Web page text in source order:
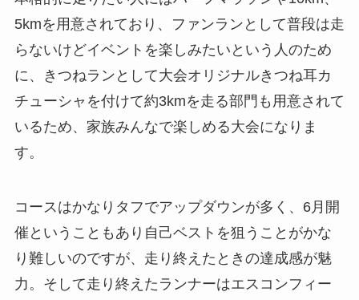
5kmを用意されており、ファンランとして普段は走
らないけどイベントを楽しみたいという人のため
に、きつねランとして大会オリジナルきつね耳カ
チューシャを付けて約3kmを走る部門も用意されて
いるため、家族みんなで楽しめる大会になりま
す。
コースはかなりタフでアップダウンが多く、6月開
催ということもあり自己ベストを狙うことがかな
り難しいのですが、走り終えたときの達成感が魅
力。そして走り終えたランナーはエスコンフィー